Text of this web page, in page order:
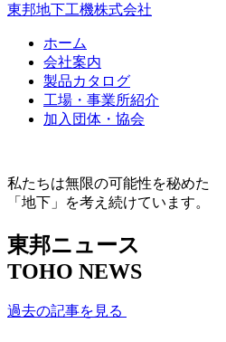
東邦地下工機株式会社
ホーム
会社案内
製品カタログ
工場・事業所紹介
加入団体・協会
私たちは無限の可能性を秘めた
「地下」を考え続けています。
東邦ニュース
TOHO NEWS
過去の記事を見る